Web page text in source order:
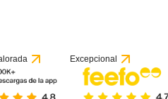
Excepcional